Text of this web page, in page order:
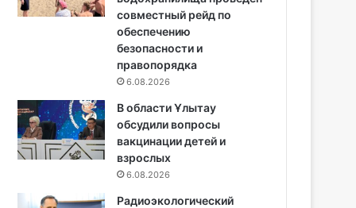
совместный рейд по
обеспечению
безопасности и
правопорядка
6.08.2026
В области Ұлытау
обсудили вопросы
вакцинации детей и
взрослых
6.08.2026
Радиоэкологический